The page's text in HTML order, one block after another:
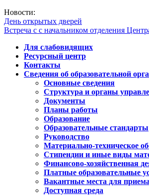
Новости:
День открытых дверей
Встреча с с начальником отделения
Для слабовидящих
Ресурсный центр
Контакты
Сведения об образовательной
Основные сведения
Структура и органы
Документы
Планы работы
Образование
Образовательные стандарты
Руководство
Материально-техническое
Стипендии и иные виды
Финансово-хозяйственная
Платные образовательные
Вакантные места для
Доступная среда